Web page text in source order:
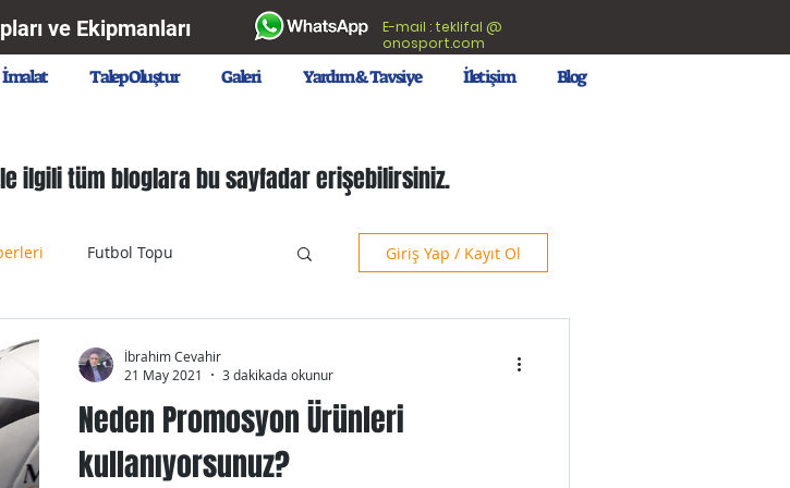
ve Ekipmanları
E-mail : teklifal @
onosport.com
İmalat Talep Oluştur Galeri Yardım & Tavsiye İletişim Blog
ilgili tüm bloglara bu sayfadar erişebilirsiniz.
Futbol Topu
Top
Topu Balloon
Giriş Yap / Kayıt Ol
Neden Promosyon Ürünleri
kullanıyorsunuz?
İbrahim Cevahir
21 May 2021
3 dakikada okunur